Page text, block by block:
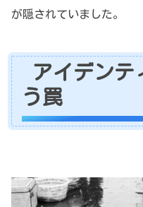
が隠されていました。
アイデンテ
う罠